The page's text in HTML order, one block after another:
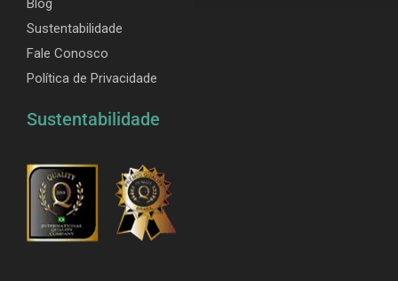
Blog
Sustentabilidade
Fale Conosco
Política de Privacidade
Sustentabilidade